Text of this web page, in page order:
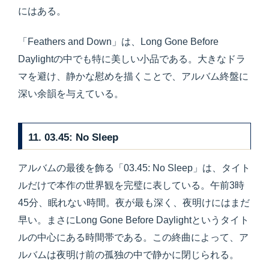
にはある。
「Feathers and Down」は、Long Gone Before
Daylightの中でも特に美しい小品である。大きなドラ
マを避け、静かな慰めを描くことで、アルバム終盤に
深い余韻を与えている。
11. 03.45: No Sleep
アルバムの最後を飾る「03.45: No Sleep」は、タイト
ルだけで本作の世界観を完璧に表している。午前3時
45分、眠れない時間。夜が最も深く、夜明けにはまだ
早い。まさにLong Gone Before Daylightというタイト
ルの中心にある時間帯である。この終曲によって、ア
ルバムは夜明け前の孤独の中で静かに閉じられる。